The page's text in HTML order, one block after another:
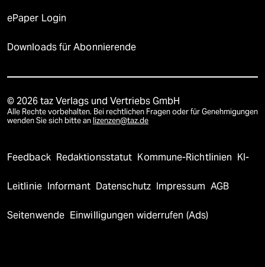
ePaper Login
Downloads für Abonnierende
© 2026 taz Verlags und Vertriebs GmbH
Alle Rechte vorbehalten. Bei rechtlichen Fragen oder für Genehmigungen
wenden Sie sich bitte an lizenzen@taz.de
Feedback Redaktionsstatut Kommune-Richtlinien KI-
Leitlinie Informant Datenschutz Impressum AGB
Seitenwende Einwilligungen widerrufen (Ads)